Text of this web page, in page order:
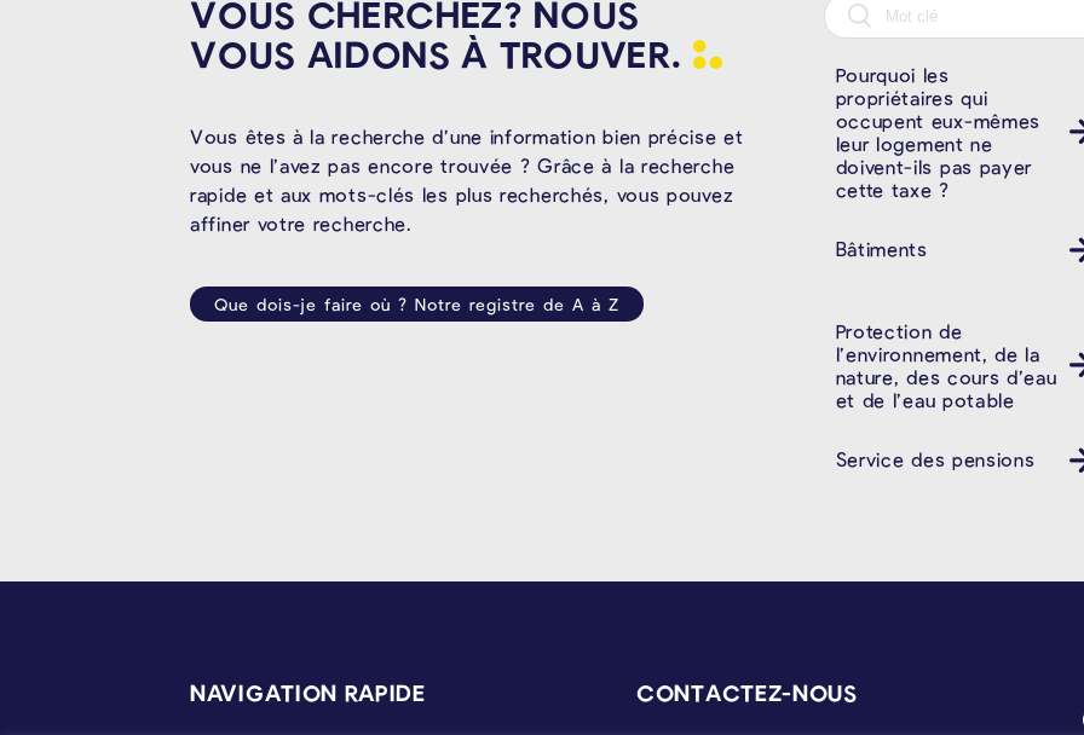
VOUS CHERCHEZ? NOUS
VOUS AIDONS À TROUVER.
Vous êtes à la recherche d’une information bien précise et
vous ne l’avez pas encore trouvée ? Grâce à la recherche
rapide et aux mots-clés les plus recherchés, vous pouvez
affiner votre recherche.
Que dois-je faire où ? Notre registre de A à Z
Pourquoi les
propriétaires qui
occupent eux-mêmes
leur logement ne
doivent-ils pas payer
cette taxe ?
Bâtiments
Protection de
l’environnement, de la
nature, des cours d’eau
et de l’eau potable
Service des pensions
NAVIGATION RAPIDE CONTACTEZ-NOUS